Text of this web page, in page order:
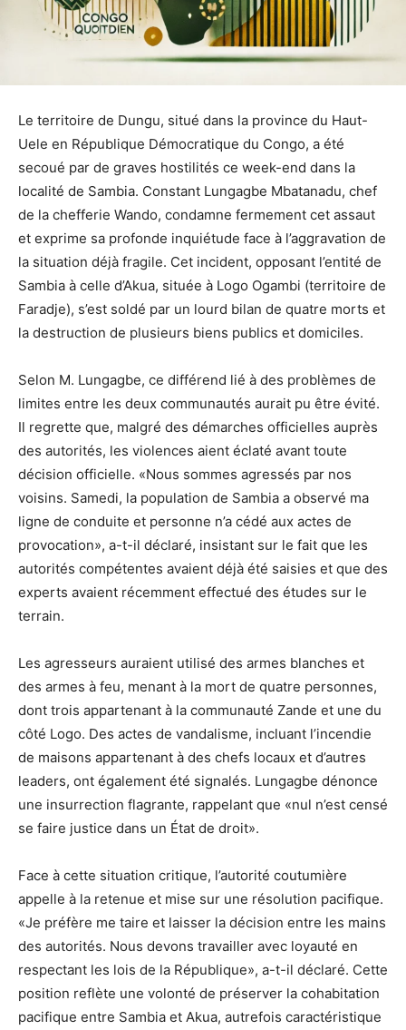
Le territoire de Dungu, situé dans la province du Haut-
Uele en République Démocratique du Congo, a été
secoué par de graves hostilités ce week-end dans la
localité de Sambia. Constant Lungagbe Mbatanadu, chef
de la chefferie Wando, condamne fermement cet assaut
et exprime sa profonde inquiétude face à l’aggravation de
la situation déjà fragile. Cet incident, opposant l’entité de
Sambia à celle d’Akua, située à Logo Ogambi (territoire de
Faradje), s’est soldé par un lourd bilan de quatre morts et
la destruction de plusieurs biens publics et domiciles.
Selon M. Lungagbe, ce différend lié à des problèmes de
limites entre les deux communautés aurait pu être évité.
Il regrette que, malgré des démarches officielles auprès
des autorités, les violences aient éclaté avant toute
décision officielle. «Nous sommes agressés par nos
voisins. Samedi, la population de Sambia a observé ma
ligne de conduite et personne n’a cédé aux actes de
provocation», a-t-il déclaré, insistant sur le fait que les
autorités compétentes avaient déjà été saisies et que des
experts avaient récemment effectué des études sur le
terrain.
Les agresseurs auraient utilisé des armes blanches et
des armes à feu, menant à la mort de quatre personnes,
dont trois appartenant à la communauté Zande et une du
côté Logo. Des actes de vandalisme, incluant l’incendie
de maisons appartenant à des chefs locaux et d’autres
leaders, ont également été signalés. Lungagbe dénonce
une insurrection flagrante, rappelant que «nul n’est censé
se faire justice dans un État de droit».
Face à cette situation critique, l’autorité coutumière
appelle à la retenue et mise sur une résolution pacifique.
«Je préfère me taire et laisser la décision entre les mains
des autorités. Nous devons travailler avec loyauté en
respectant les lois de la République», a-t-il déclaré. Cette
position reflète une volonté de préserver la cohabitation
pacifique entre Sambia et Akua, autrefois caractéristique